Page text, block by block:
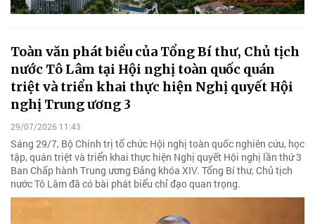
Toàn văn phát biểu của Tổng Bí thư, Chủ tịch
nước Tô Lâm tại Hội nghị toàn quốc quán
triệt và triển khai thực hiện Nghị quyết Hội
nghị Trung ương 3
29/07/2026 11:43
Sáng 29/7, Bộ Chính trị tổ chức Hội nghị toàn quốc nghiên cứu, học
tập, quán triệt và triển khai thực hiện Nghị quyết Hội nghị lần thứ 3
Ban Chấp hành Trung ương Đảng khóa XIV. Tổng Bí thư, Chủ tịch
nước Tô Lâm đã có bài phát biểu chỉ đạo quan trọng.